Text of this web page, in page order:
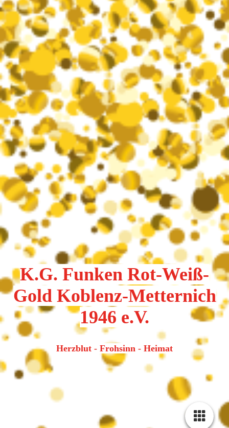
K.G. Funken Rot-Weiß-
Gold Koblenz-Metternich
1946 e.V.
Herzblut - Frohsinn - Heimat